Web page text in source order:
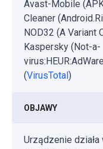
Avast-Mobile
Cleaner
NOD32 (A Variant
Kaspersky (Not-a-
(VirusTotal)
OBJAWY
Urządzenie